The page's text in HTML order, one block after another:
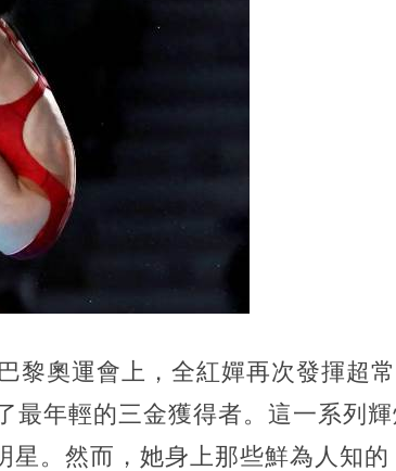
黎奧運會上，全紅嬋再次發揮超常
最年輕的三金獲得者。這一系列
星。然而，她身上那些鮮為人知